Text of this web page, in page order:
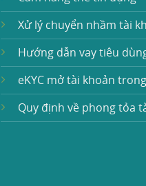
Xử lý chuyển nhầm tài
Hướng dẫn vay tiêu
eKYC mở tài khoản
Quy định về phong tỏa